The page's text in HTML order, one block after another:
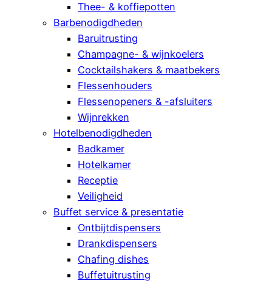
Thee- & koffiepotten
Barbenodigdheden
Baruitrusting
Champagne- & wijnkoelers
Cocktailshakers & maatbekers
Flessenhouders
Flessenopeners & -afsluiters
Wijnrekken
Hotelbenodigdheden
Badkamer
Hotelkamer
Receptie
Veiligheid
Buffet service & presentatie
Ontbijtdispensers
Drankdispensers
Chafing dishes
Buffetuitrusting